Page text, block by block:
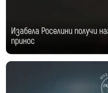
Изабела Роселини получи
принос